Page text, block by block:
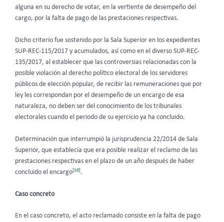
alguna en su derecho de votar, en la vertiente de desempeño del
cargo, por la falta de pago de las prestaciones respectivas.
Dicho criterio fue sostenido por la Sala Superior en los expedientes
SUP-REC-115/2017 y acumulados, así como en el diverso SUP-REC-
135/2017, al establecer que las controversias relacionadas con la
posible violación al derecho político electoral de los servidores
públicos de elección popular, de recibir las remuneraciones que por
ley les correspondan por el desempeño de un encargo de esa
naturaleza, no deben ser del conocimiento de los tribunales
electorales cuando el periodo de su ejercicio ya ha concluido.
Determinación que interrumpió la jurisprudencia 22/2014 de Sala
Superior, que establecía que era posible realizar el reclamo de las
prestaciones respectivas en el plazo de un año después de haber
concluido el encargo[10].
Caso concreto
En el caso concreto, el acto reclamado consiste en la falta de pago